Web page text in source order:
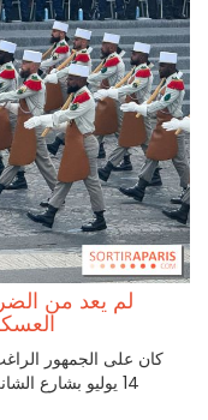
لم يعد من
العسكري في 14
كان على الجمهور
14 يوليو بشارع